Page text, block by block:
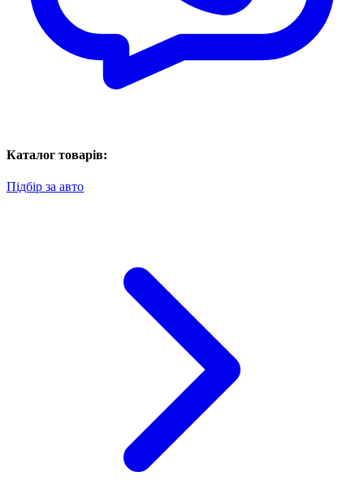
Каталог товарів:
Підбір за авто